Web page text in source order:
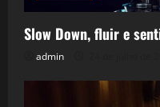
Slow Down, fluir e
admin